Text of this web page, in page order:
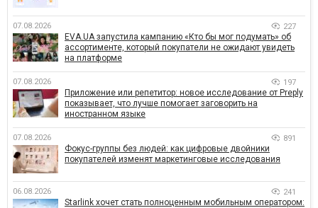
07.08.2026 227
EVA.UA запустила кампанию «Кто бы мог подумать» об
ассортименте, который покупатели не ожидают увидеть
на платформе
07.08.2026 197
Приложение или репетитор: новое исследование от Preply
показывает, что лучше помогает заговорить на
иностранном языке
07.08.2026 891
Фокус-группы без людей: как цифровые двойники
покупателей изменят маркетинговые исследования
06.08.2026 241
Starlink хочет стать полноценным мобильным оператором: